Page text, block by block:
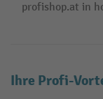
profishop.at in
Ihre Profi-